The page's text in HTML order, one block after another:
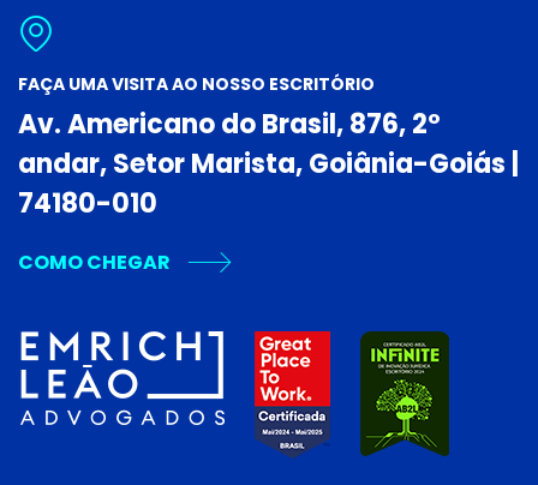
FAÇA UMA VISITA AO NOSSO ESCRITÓRIO
Av. Americano do Brasil, 876, 2º
andar, Setor Marista, Goiânia-Goiás |
74180-010
COMO CHEGAR